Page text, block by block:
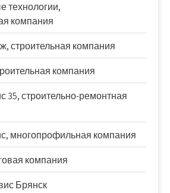
технологии,
компания
строительная компания
компания
35, строительно-ремонтная
многопрофильная компания
компания
Брянск